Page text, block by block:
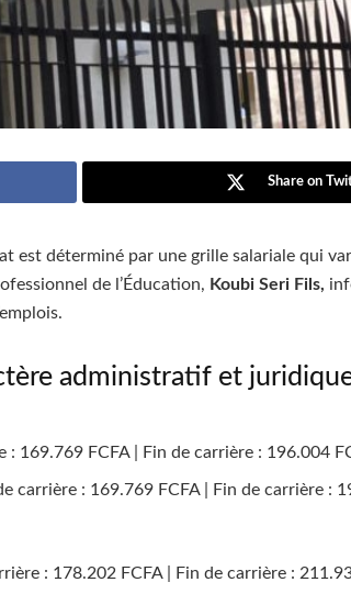
Share on
est déterminé par une grille salariale qui
de l’Éducation, Koubi Seri Fils,
administratif et
169.769 FCFA | Fin de carrière : 196.004
carrière : 169.769 FCFA | Fin de carrière :
: 178.202 FCFA | Fin de carrière :